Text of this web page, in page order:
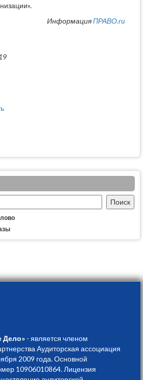
ИнформацияПРАВО.ru
Дело» - является членом
Аудиторская ассоциация
2009 года. Основной
10906010864. Лицензия